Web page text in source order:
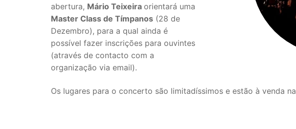
abertura, Mário Teixeira orientará uma
Master Class de Tímpanos (28 de
Dezembro), para a qual ainda é
possível fazer inscrições para ouvintes
(através de contacto com a
organização via email).
Os lugares para o concerto são limitadíssimos e estão à venda na